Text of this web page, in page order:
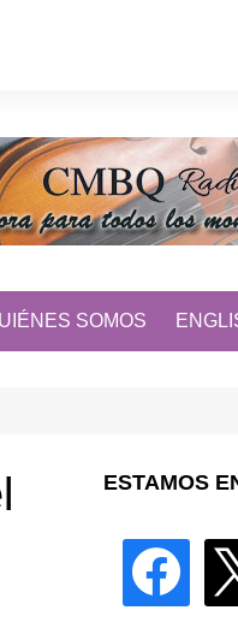
SOMOS
ESTAMOS
facebook